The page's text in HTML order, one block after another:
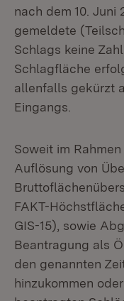
nach dem 10.
gemeldete
Schlags keine
Schlagfläche
allenfalls gekürzt
Eingangs.
Soweit im
Auflösung von
FAKT-
GIS-15), sowie
Beantragung als
den genannten
hinzukommen